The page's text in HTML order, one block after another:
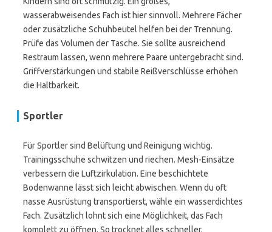
wasserabweisendes Fach ist hier sinnvoll. Mehrere Fächer
oder zusätzliche Schuhbeutel helfen bei der Trennung.
Prüfe das Volumen der Tasche. Sie sollte ausreichend
Restraum lassen, wenn mehrere Paare untergebracht sind.
Griffverstärkungen und stabile Reißverschlüsse erhöhen
die Haltbarkeit.
Sportler
Für Sportler sind Belüftung und Reinigung wichtig.
Trainingsschuhe schwitzen und riechen. Mesh-Einsätze
verbessern die Luftzirkulation. Eine beschichtete
Bodenwanne lässt sich leicht abwischen. Wenn du oft
nasse Ausrüstung transportierst, wähle ein wasserdichtes
Fach. Zusätzlich lohnt sich eine Möglichkeit, das Fach
komplett zu öffnen. So trocknet alles schneller.